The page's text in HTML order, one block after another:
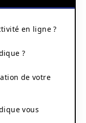
en ligne ?
?
de votre
vous